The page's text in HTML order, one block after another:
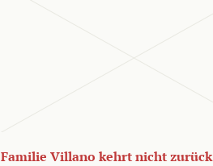
Familie Villano kehrt nicht zurück